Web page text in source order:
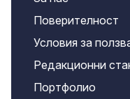
Поверителност
Условия за
Редакционни
Портфолио